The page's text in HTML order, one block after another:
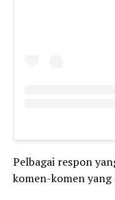
Pelbagai respon
komen-komen yang